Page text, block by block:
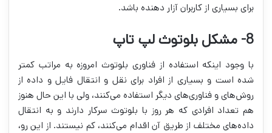
برای بسیاری از کاربران آزار دهنده باشد.
8- مشکل بلوتوث لپ تاپ
با وجود اینکه استفاده از فناوری بلوتوث امروزه به مراتب کمتر
شده است و بسیاری از افراد برای نقل و انتقال فایل و داده از
روش‌های و فناوری‌های دیگر استفاده می‌کنند، ولی با این حال هنوز
هم تعداد افرادی که هر روز با بلوتوث سرکار دارند و به انتقال
داده‌های مختلف از طریق آن اقدام می‌کنند، کم نیستند. از این رو،